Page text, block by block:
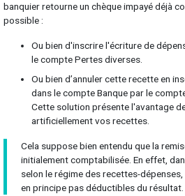
banquier retourne un chèque impayé déjà
possible :
Ou bien d'inscrire l'écriture de
le compte Pertes diverses.
Ou bien d’annuler cette recette en
dans le compte Banque par le
Cette solution présente l'avantage
artificiellement vos recettes.
Cela suppose bien entendu que la
initialement comptabilisée. En effet,
selon le régime des recettes-
en principe pas déductibles du résultat.